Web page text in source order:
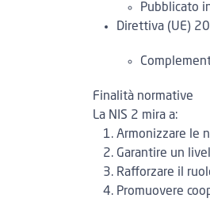
Pubblicato
Direttiva (UE)
Finalità normative
La NIS 2 mira a:
Armonizzare le
Garantire un
Rafforzare il
Promuovere